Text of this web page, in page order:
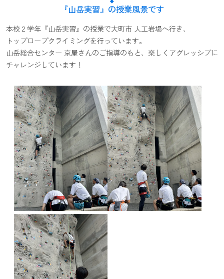
『山岳実習』の授業風景です
本校２学年『山岳実習』の授業で大町市 人工岩場へ行き、
トップロープクライミングを行っています。
山岳総合センター 京屋さんのご指導のもと、楽しくアグレッシブに
チャレンジしています！